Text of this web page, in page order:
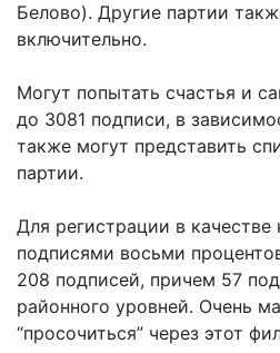
Белово). Другие партии
включительно.
Могут попытать счастья и
до 3081 подписи, в
также могут представить
партии.
Для регистрации в
подписями восьми
208 подписей, причем 57
районного уровней. Очень
“просочиться” через этот